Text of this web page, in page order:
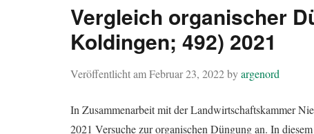
Vergleich organischer
Koldingen; 492) 2021
Veröffentlicht amFebruar 23, 2022byargenord
In Zusammenarbeit mit der Landwirtschaftskammer
2021 Versuche zur organischen Düngung an. In